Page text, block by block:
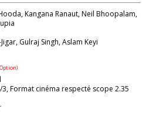
Kangana Ranaut, Neil Bhoopalam,
Gulraj Singh, Aslam Keyi
Format cinéma respecté scope 2.35